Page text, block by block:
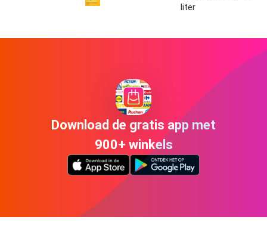
liter
Download de gratis app met
900+ winkels